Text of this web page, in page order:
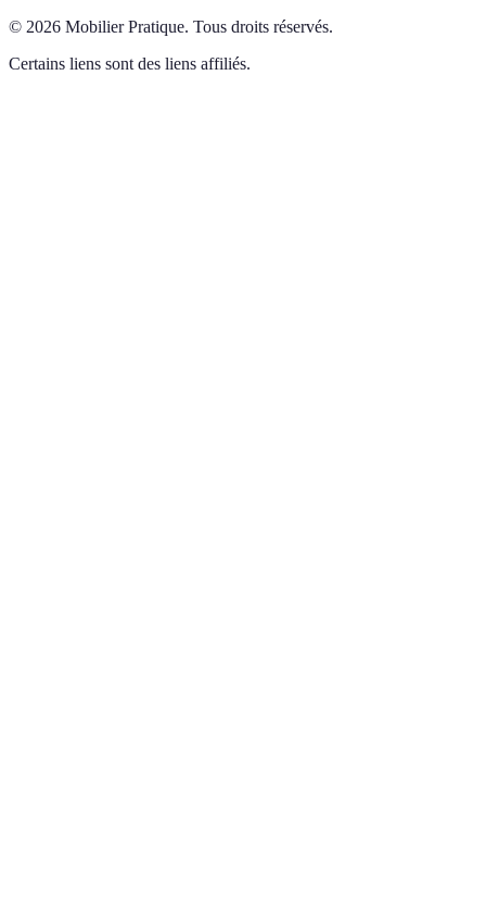
© 2026 Mobilier Pratique. Tous droits réservés.
Certains liens sont des liens affiliés.